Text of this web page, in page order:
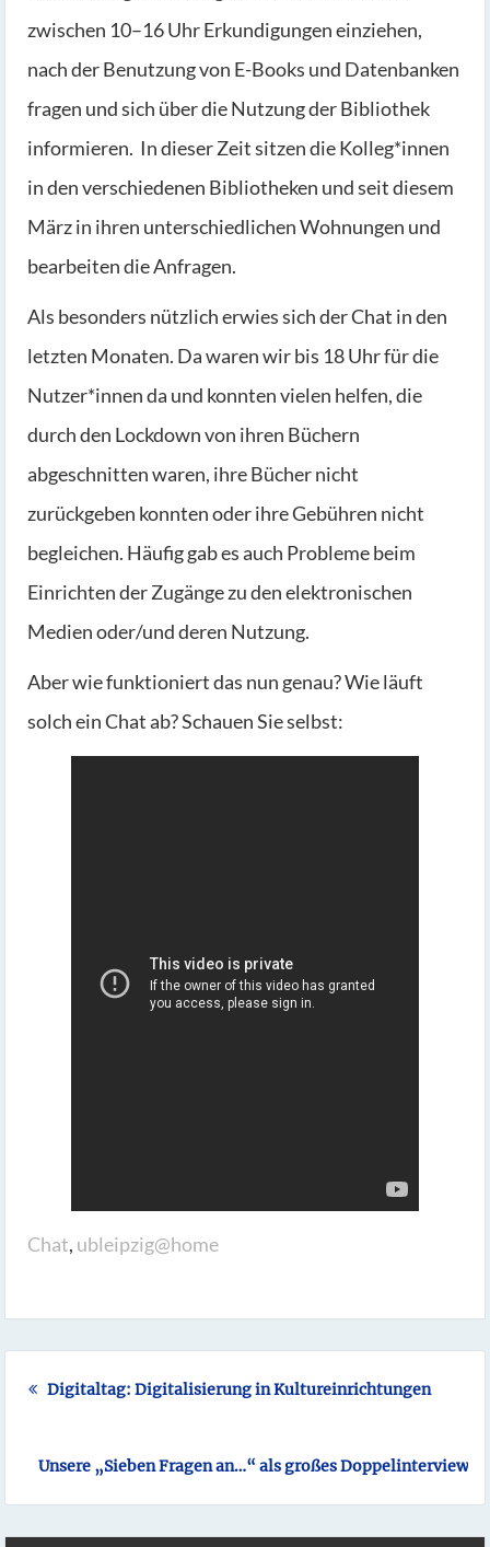
zwischen 10–16 Uhr Erkundigungen einziehen,
nach der Benutzung von E-Books und Datenbanken
fragen und sich über die Nutzung der Bibliothek
informieren. In dieser Zeit sitzen die Kolleg*innen
in den verschiedenen Bibliotheken und seit diesem
März in ihren unterschiedlichen Wohnungen und
bearbeiten die Anfragen.
Als besonders nützlich erwies sich der Chat in den
letzten Monaten. Da waren wir bis 18 Uhr für die
Nutzer*innen da und konnten vielen helfen, die
durch den Lockdown von ihren Büchern
abgeschnitten waren, ihre Bücher nicht
zurückgeben konnten oder ihre Gebühren nicht
begleichen. Häufig gab es auch Probleme beim
Einrichten der Zugänge zu den elektronischen
Medien oder/und deren Nutzung.
Aber wie funktioniert das nun genau? Wie läuft
solch ein Chat ab? Schauen Sie selbst:
Chat, ubleipzig@home
Digitaltag: Digitalisierung in Kultureinrichtungen
Unsere „Sieben Fragen an…“ als großes Doppelinterview